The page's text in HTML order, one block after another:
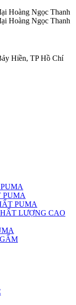
Hoàng Ngọc Thanh
Hoàng Ngọc Thanh
Hiền, TP Hồ Chí
PUMA
PUMA
LƯỢNG CAO